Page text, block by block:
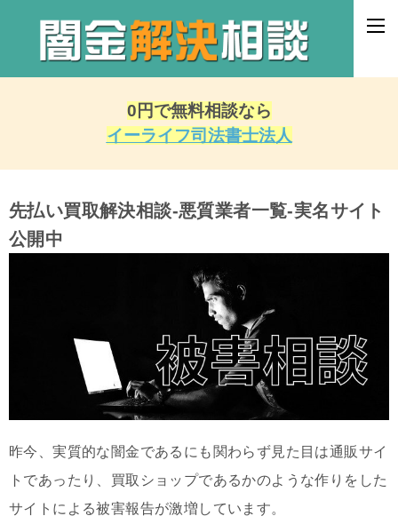
0円で無料相談なら
イーライフ司法書士法人
先払い買取解決相談-悪質業者一覧-実名サイト
公開中
昨今、実質的な闇金であるにも関わらず見た目は通販サイ
トであったり、買取ショップであるかのような作りをした
サイトによる被害報告が激増しています。